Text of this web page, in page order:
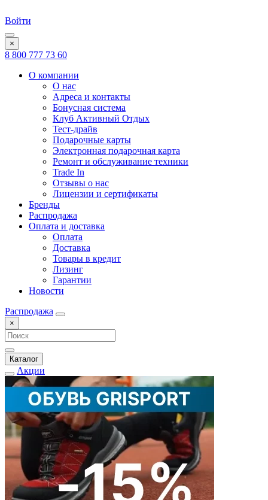
Войти
×
8 800 777 73 60
О компании
О нас
Адреса и контакты
Бонусная система
Клуб Активный Отдых
Тест-драйв
Подарочные карты
Электронная подарочная карта
Ремонт и обслуживание техники
Trade In
Отзывы о нас
Лицензии и сертификаты
Бренды
Распродажа
Оплата и доставка
Оплата
Доставка
Товары в кредит
Лизинг
Гарантии
Новости
Распродажа
×
Каталог
Акции